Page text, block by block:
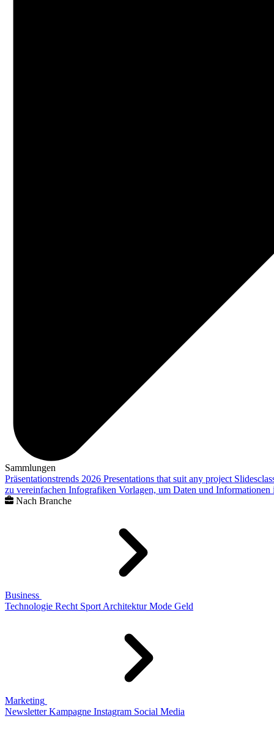
Sammlungen
Präsentationstrends 2026 Presentations that suit any project
zu vereinfachen Infografiken Vorlagen, um Daten und
Nach Branche
Business
Technologie Recht Sport Architektur Mode Geld
Marketing
Newsletter Kampagne Instagram Social Media